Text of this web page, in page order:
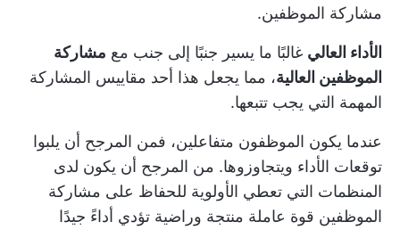
مشاركة الموظفين.
الأداء العالي غالبًا ما يسير جنبًا إلى جنب مع مشاركة
الموظفين العالية، مما يجعل هذا أحد مقاييس المشاركة
المهمة التي يجب تتبعها.
عندما يكون الموظفون متفاعلين، فمن المرجح أن يلبوا
توقعات الأداء ويتجاوزوها. من المرجح أن يكون لدى
المنظمات التي تعطي الأولوية للحفاظ على مشاركة
الموظفين قوة عاملة منتجة وراضية تؤدي أداءً جيدًا